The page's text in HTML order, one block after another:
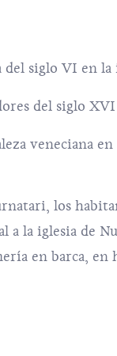
del siglo VI en la
del siglo
veneciana
los
a la iglesia de
en barca,